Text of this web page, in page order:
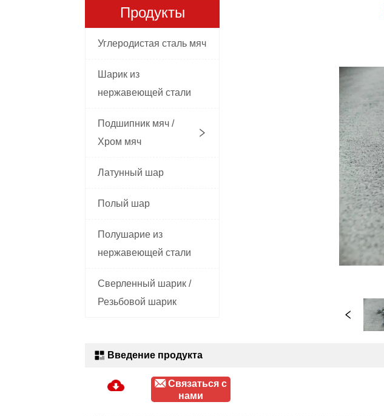
Продукты
Углеродистая сталь мяч
Шарик из
нержавеющей стали
Подшипник мяч /
Хром мяч
Латунный шар
Полый шар
Полушарие из
нержавеющей стали
Сверленный шарик /
Резьбовой шарик
Введение продукта
Связаться с
нами